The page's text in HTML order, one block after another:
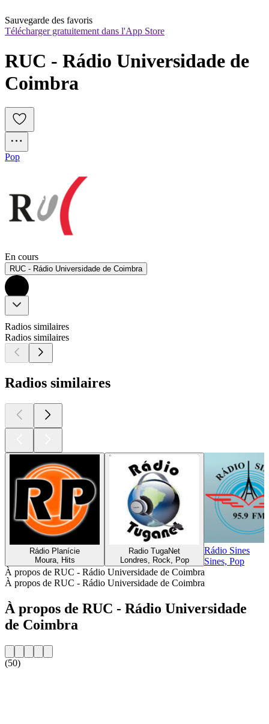
Sauvegarde des favoris
Télécharger gratuitement dans l'App Store
RUC - Rádio Universidade de
Coimbra
Pop
En cours
RUC - Rádio Universidade de Coimbra
Radios similaires
Radios similaires
Radios similaires
Rádio Planí­cie
Moura, Hits
Radio TugaNet
Londres, Rock, Pop
Rádio Sines
Sines, Pop
À propos de RUC - Rádio Universidade de Coimbra
À propos de RUC - Rádio Universidade de Coimbra
À propos de RUC - Rádio Universidade
de Coimbra
(50)